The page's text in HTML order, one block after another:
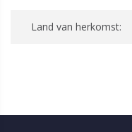
Land van herkomst: